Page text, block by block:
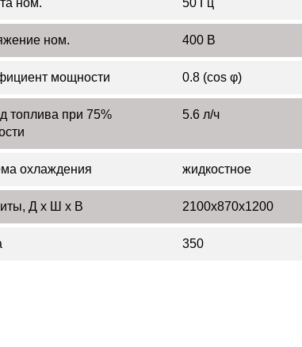
ном. 400 В
мощности 0.8 (cos φ)
топлива при 75%
5.6 л/ч
охлаждения жидкостное
Д x Ш x В 2100x870x1200
350